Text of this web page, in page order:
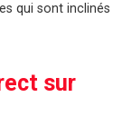
qui sont inclinés
sur